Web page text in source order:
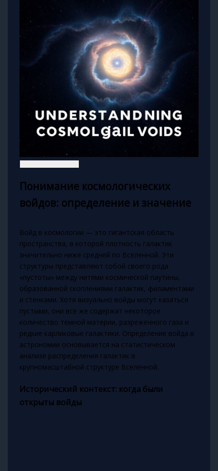
Понимание космологических
войдов: определение и значение
Войд в космологии — это гигантская область
пространства, в которой плотность галактик
значительно ниже средней по Вселенной. Эти
структуры представляют собой своего рода
«пустоты» между нитями космической паутины,
образованной скоплениями галактик, филаментами
и стенками. Хотя визуально войды могут казаться
пустыми, они всё же содержат некоторое
количество тёмной материи, разреженного газа и
редкие карликовые галактики. Определение войда в
астрономии основывается на статистическом
анализе распределения галактик в
крупномасштабной структуре Вселенной.
Исторический контекст: когда были
открыты войды